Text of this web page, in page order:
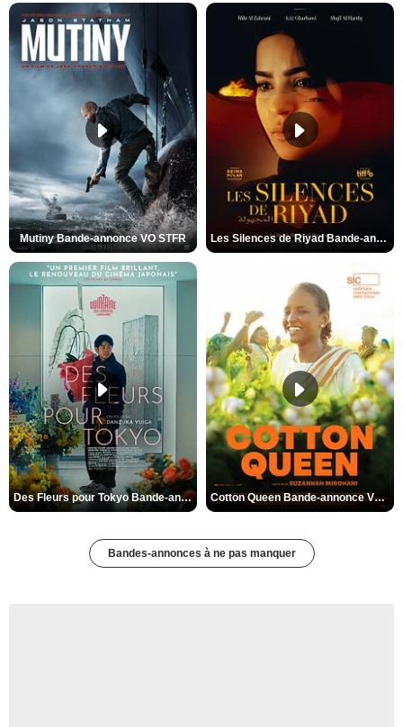
Mutiny Bande-annonce VO STFR Les Silences de Riyad Bande-annonce VO STFR
Des Fleurs pour Tokyo Bande-annonce VO STFR Cotton Queen Bande-annonce VO STFR
Bandes-annonces à ne pas manquer